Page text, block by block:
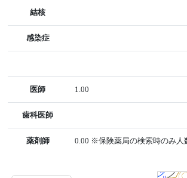
結核
感染症
医師 1.00
歯科医師
薬剤師 0.00 ※保険薬局の検索時のみ人